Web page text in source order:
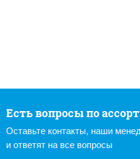
Есть вопросы по
Оставьте контакты, наши
и ответят на все вопросы